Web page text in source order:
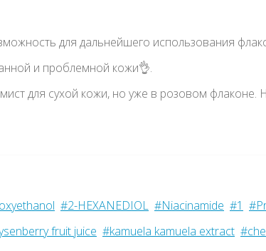
для дальнейшего использования
и проблемной кожи👌.
для сухой кожи, но уже в розовом
#2-HEXANEDIOL #Niacinamide #1
fruit juice #kamuela kamuela extract